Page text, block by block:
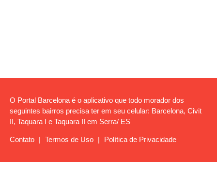
O Portal Barcelona é o aplicativo que todo morador dos
seguintes bairros precisa ter em seu celular: Barcelona, Civit
II, Taquara I e Taquara II em Serra/ ES
Contato | Termos de Uso | Política de Privacidade